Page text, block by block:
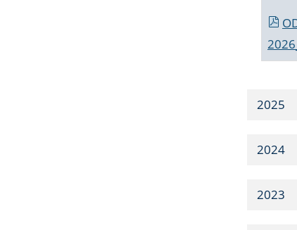
2025
2024
2023